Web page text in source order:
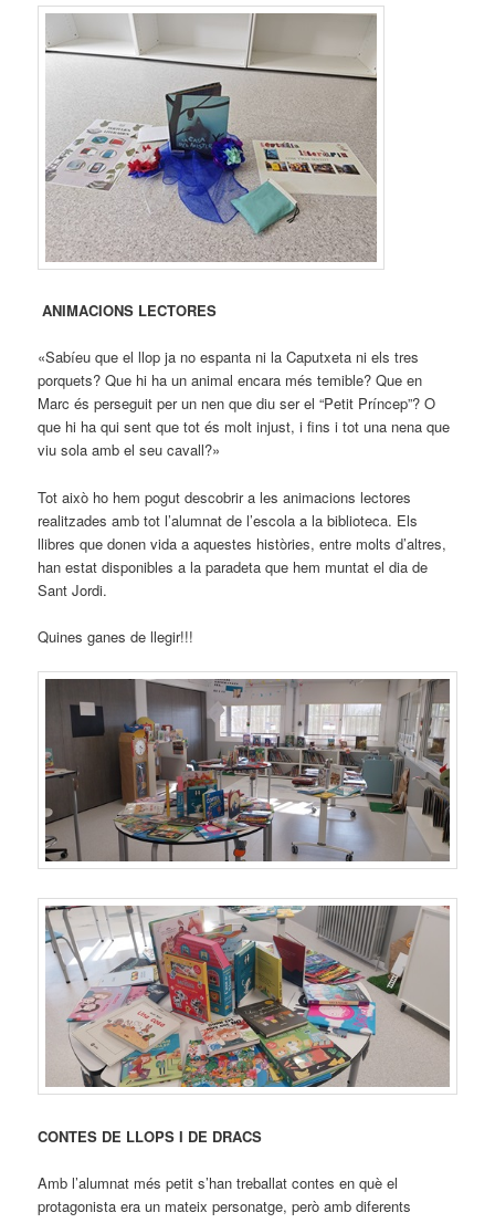
ANIMACIONS LECTORES
«Sabíeu que el llop ja no espanta ni la Caputxeta ni els tres
porquets? Que hi ha un animal encara més temible? Que en
Marc és perseguit per un nen que diu ser el “Petit Príncep”? O
que hi ha qui sent que tot és molt injust, i fins i tot una nena que
viu sola amb el seu cavall?»
Tot això ho hem pogut descobrir a les animacions lectores
realitzades amb tot l’alumnat de l’escola a la biblioteca. Els
llibres que donen vida a aquestes històries, entre molts d’altres,
han estat disponibles a la paradeta que hem muntat el dia de
Sant Jordi.
Quines ganes de llegir!!!
CONTES DE LLOPS I DE DRACS
Amb l’alumnat més petit s’han treballat contes en què el
protagonista era un mateix personatge, però amb diferents